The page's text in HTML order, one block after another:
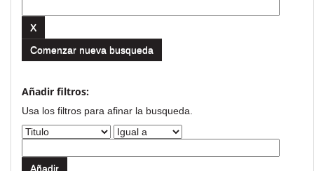
Comenzar nueva busqueda
Añadir filtros:
Usa los filtros para afinar la busqueda.